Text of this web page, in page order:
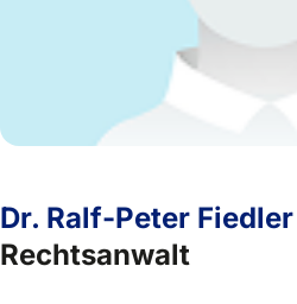
Dr. Ralf-Peter Fiedler
Rechtsanwalt